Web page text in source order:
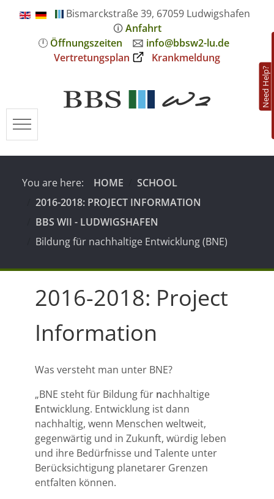
Bismarckstraße 39, 67059 Ludwigshafen
🛈Anfahrt
🕛 Öffnungszeiten 🖂 info@bbsw2-lu.de
Vertretungsplan
Krankmeldung
Need Help?
Mobile Menu Toggle
You are here: HOME
SCHOOL
2016-2018: PROJECT INFORMATION
BBS WII - LUDWIGSHAFEN
Bildung für nachhaltige Entwicklung (BNE)
2016-2018: Project
Information
Was versteht man unter BNE?
„BNE steht für Bildung für nachhaltige
Entwicklung. Entwicklung ist dann
nachhaltig, wenn Menschen weltweit,
gegenwärtig und in Zukunft, würdig leben
und ihre Bedürfnisse und Talente unter
Berücksichtigung planetarer Grenzen
entfalten können.